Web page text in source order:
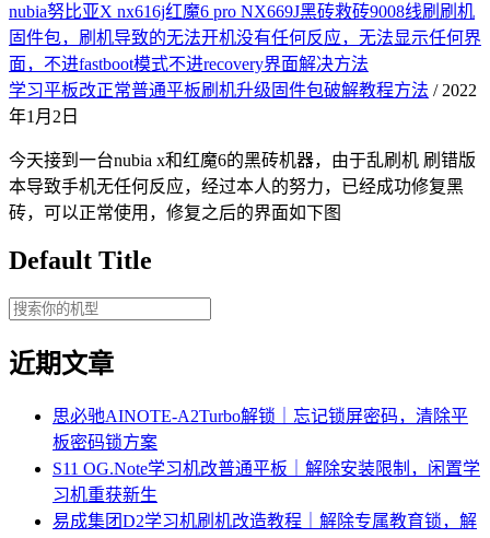
nubia努比亚X nx616j红魔6 pro NX669J黑砖救砖9008线刷刷机
固件包，刷机导致的无法开机没有任何反应，无法显示任何界
面，不进fastboot模式不进recovery界面解决方法
学习平板改正常普通平板刷机升级固件包破解教程方法 / 2022
年1月2日
今天接到一台nubia x和红魔6的黑砖机器，由于乱刷机 刷错版
本导致手机无任何反应，经过本人的努力，已经成功修复黑
砖，可以正常使用，修复之后的界面如下图
Default Title
近期文章
思必驰AINOTE‑A2Turbo解锁｜忘记锁屏密码，清除平
板密码锁方案
S11 OG.Note学习机改普通平板｜解除安装限制，闲置学
习机重获新生
易成集团D2学习机刷机改造教程｜解除专属教育锁，解